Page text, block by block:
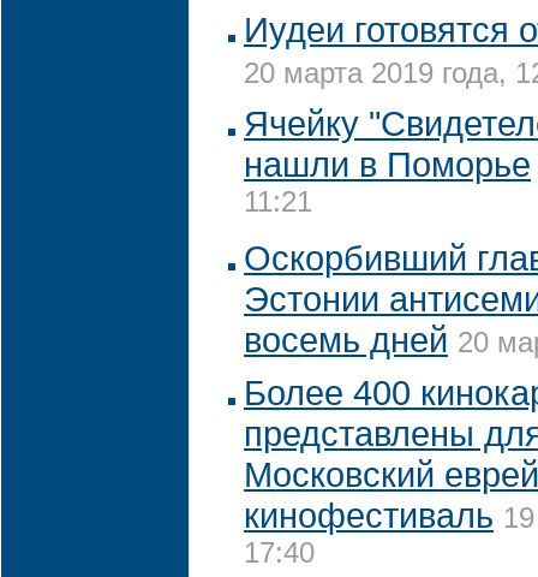
Иудеи готовятся
20 марта 2019 года,
Ячейку
нашли в Поморье
11:21
Оскорбивший
Эстонии
восемь дней 20
Более 400
представлены
Московский
кинофестиваль
17:40